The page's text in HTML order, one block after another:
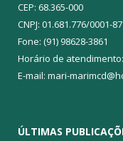
CEP: 68.365-000
CNPJ: 01.681.776/0001-87
Fone: (91) 98628-3861
Horário de
E-mail: mari-
ÚLTIMAS